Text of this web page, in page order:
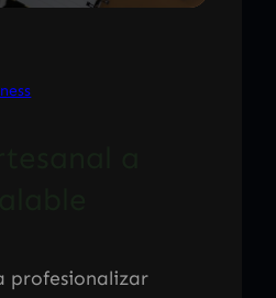
profesionalizar